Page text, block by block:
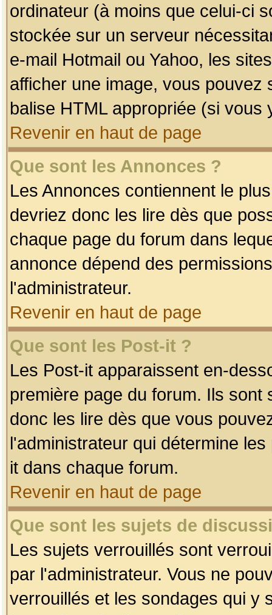
ordinateur (à moins que celui-ci
stockée sur un serveur
e-mail Hotmail ou Yahoo, les
afficher une image, vous pouvez
balise HTML appropriée (si vous
Revenir en haut de page
Que sont les Annonces ?
Les Annonces contiennent le
devriez donc les lire dès que
chaque page du forum dans
annonce dépend des
l'administrateur.
Revenir en haut de page
Que sont les Post-it ?
Les Post-it apparaissent en-
première page du forum. Ils
donc les lire dès que vous
l'administrateur qui détermine
it dans chaque forum.
Revenir en haut de page
Que sont les sujets de
Les sujets verrouillés sont
par l'administrateur. Vous ne
verrouillés et les sondages qui y